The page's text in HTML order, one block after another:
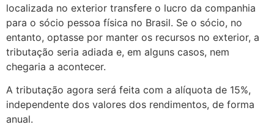
localizada no exterior transfere o lucro da companhia
para o sócio pessoa física no Brasil. Se o sócio, no
entanto, optasse por manter os recursos no exterior, a
tributação seria adiada e, em alguns casos, nem
chegaria a acontecer.
A tributação agora será feita com a alíquota de 15%,
independente dos valores dos rendimentos, de forma
anual.